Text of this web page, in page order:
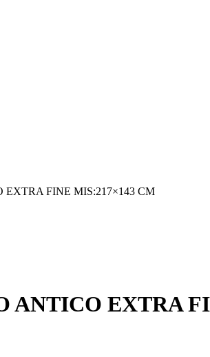
EXTRA FINE MIS:217×143 CM
ANTICO EXTRA